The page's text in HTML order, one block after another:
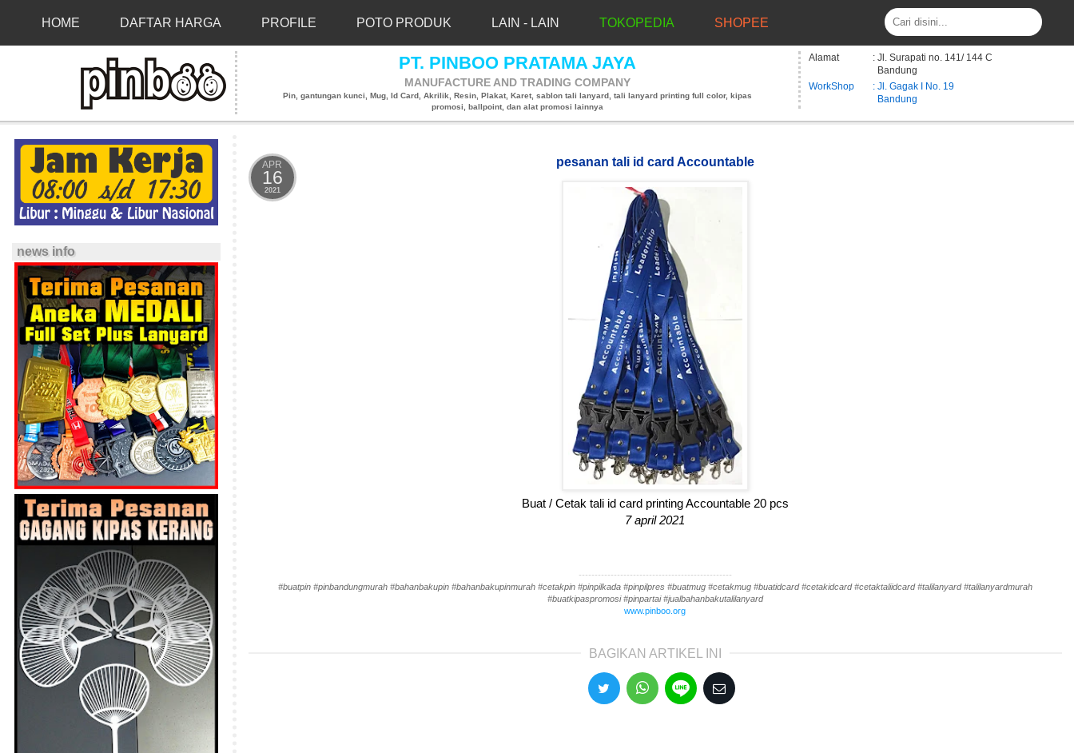
HOME DAFTAR HARGA PROFILE POTO PRODUK LAIN - LAIN TOKOPEDIA SHOPEE
PT. PINBOO PRATAMA JAYA
MANUFACTURE AND TRADING COMPANY
Pin, gantungan kunci, Mug, Id Card, Akrilik, Resin, Plakat, Karet, sablon tali lanyard, tali lanyard printing full color, kipas
promosi, ballpoint, dan alat promosi lainnya
Alamat
: Jl. Surapati no. 141/ 144 C
Bandung
WorkShop
: Jl. Gagak I No. 19
Bandung
news info
APR
16
2021
pesanan tali id card Accountable
Buat / Cetak tali id card printing Accountable 20 pcs
7 april 2021
------------------------------------------------
#buatpin #pinbandungmurah #bahanbakupin #bahanbakupinmurah #cetakpin #pinpilkada #pinpilpres #buatmug #cetakmug #buatidcard #cetakidcard #cetaktaliidcard #talilanyard #talilanyardmurah
#buatkipaspromosi #pinpartai #jualbahanbakutalilanyard
www.pinboo.org
BAGIKAN ARTIKEL INI